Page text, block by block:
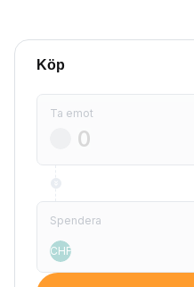
Köp
Ta emot
Spendera
CHF